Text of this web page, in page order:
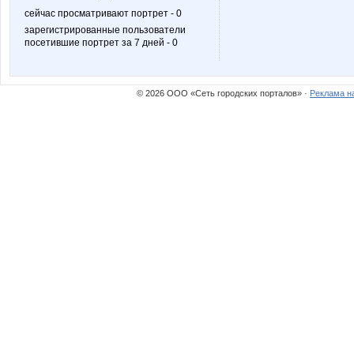
сейчас просматривают портрет - 0
зарегистрированные пользователи
посетившие портрет за 7 дней - 0
© 2026 ООО «Сеть городских порталов» · Реклама